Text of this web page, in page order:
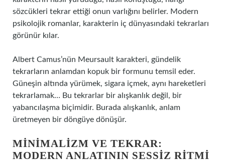
sözcükleri tekrar ettiği onun varlığını belirler. Modern
psikolojik romanlar, karakterin iç dünyasındaki tekrarları
görünür kılar.
Albert Camus’nün Meursault karakteri, gündelik
tekrarların anlamdan kopuk bir formunu temsil eder.
Güneşin altında yürümek, sigara içmek, aynı hareketleri
tekrarlamak… Bu tekrarlar bir alışkanlık değil, bir
yabancılaşma biçimidir. Burada alışkanlık, anlam
üretmeyen bir döngüye dönüşür.
MINIMALIZM VE TEKRAR:
MODERN ANLATININ SESSIZ RITMI